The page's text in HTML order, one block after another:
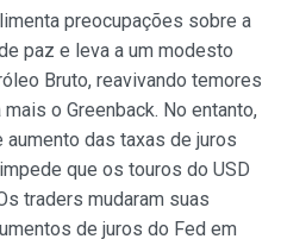
preocupações sobre a
paz e leva a um modesto
Bruto, reavivando temores
o Greenback. No entanto,
das taxas de juros
que os touros do USD
traders mudaram suas
de juros do Fed em